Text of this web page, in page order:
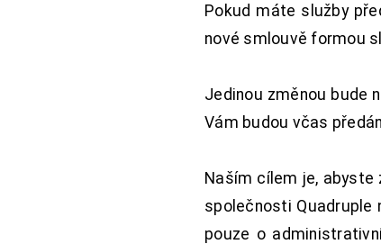
Pokud máte služby
nové smlouvě formou
Jedinou změnou bude
Vám budou včas
Naším cílem je, abyste
společnosti Quadruple
pouze o